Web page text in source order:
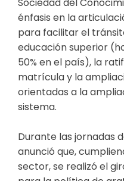
Sociedad del
énfasis en la
para facilitar el
educación superior
50% en el país), la
matrícula y la
orientadas a la
sistema.
Durante las jornadas
anunció que,
sector, se realizó el